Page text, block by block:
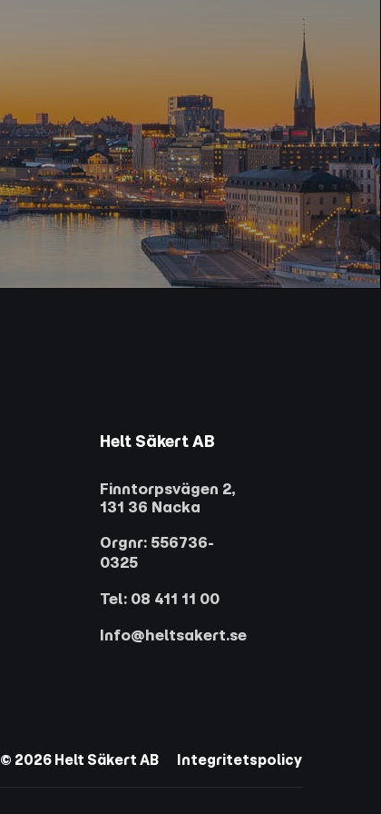
Helt Säkert AB
Finntorpsvägen 2,
131 36 Nacka
Orgnr: 556736-
0325
Tel: 08 411 11 00
Info@heltsakert.se
© 2026 Helt Säkert AB Integritetspolicy